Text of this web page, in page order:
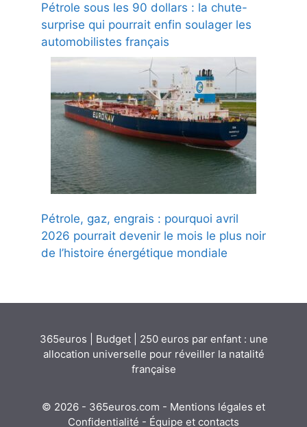
Pétrole sous les 90 dollars : la chute-
surprise qui pourrait enfin soulager les
automobilistes français
Pétrole, gaz, engrais : pourquoi avril
2026 pourrait devenir le mois le plus noir
de l’histoire énergétique mondiale
365euros Budget| 250 euros par enfant : une
allocation universelle pour réveiller la natalité
française
© 2026 - 365euros.com - Mentions légales et
Confidentialité - Équipe et contacts